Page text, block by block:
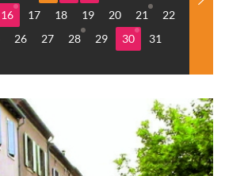
16 17 18 19 20 21
22
26 27 28 29 30 31